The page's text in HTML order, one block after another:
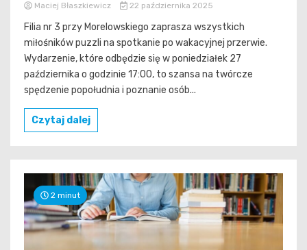
Maciej Błaszkiewicz 22 października 2025
Filia nr 3 przy Morelowskiego zaprasza wszystkich
miłośników puzzli na spotkanie po wakacyjnej przerwie.
Wydarzenie, które odbędzie się w poniedziałek 27
października o godzinie 17:00, to szansa na twórcze
spędzenie popołudnia i poznanie osób...
Czytaj dalej
2 minut